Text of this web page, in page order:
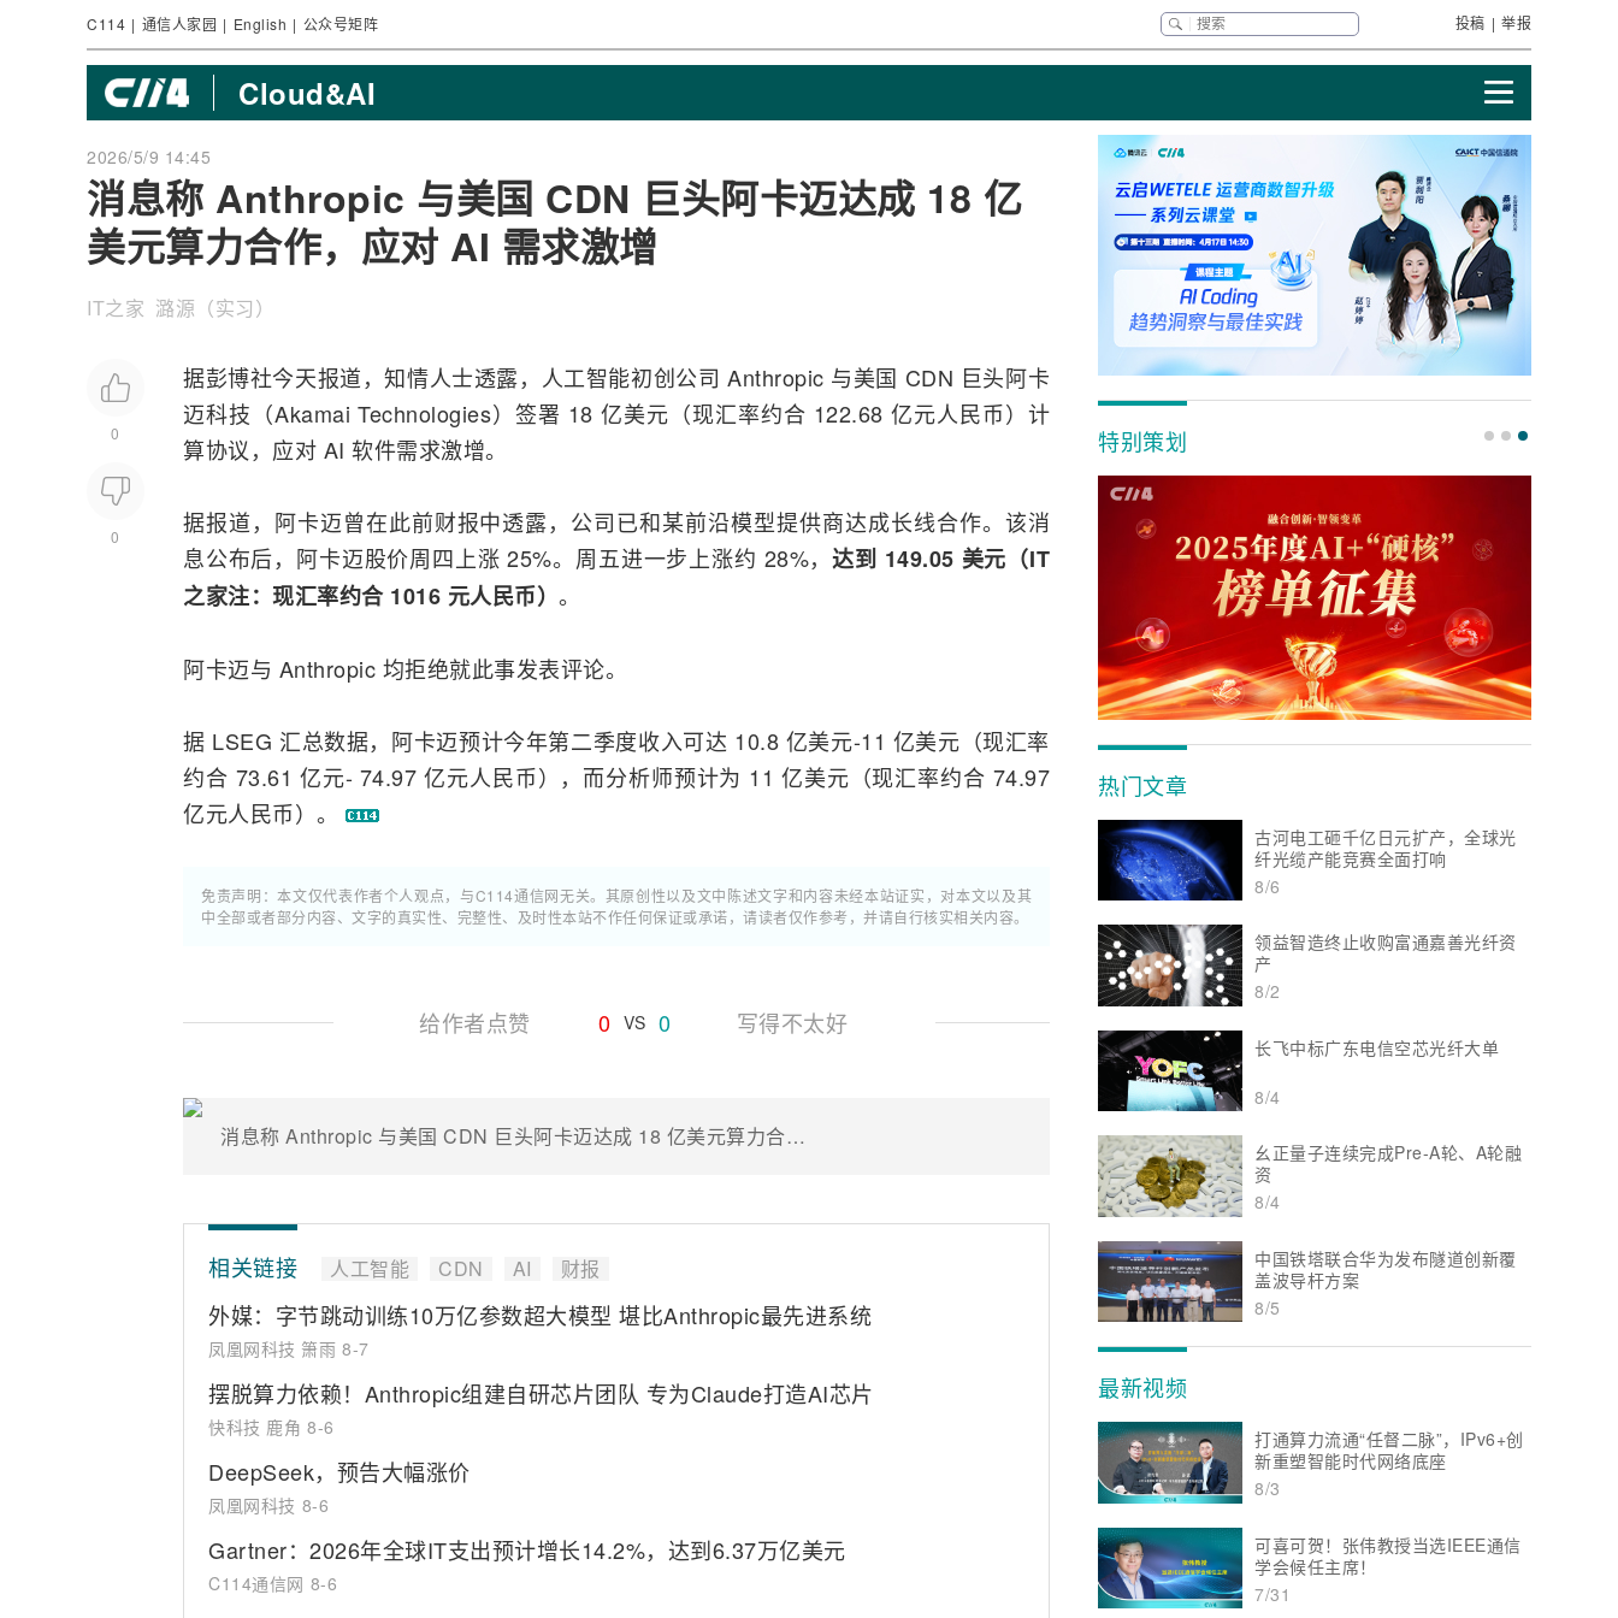
C114 | 通信人家园 | English | 公众号矩阵 投稿 | 举报
Cloud&AI
2026/5/9 14:45
消息称 Anthropic 与美国 CDN 巨头阿卡迈达成 18 亿
美元算力合作，应对 AI 需求激增
IT之家 潞源（实习）
0
0
据彭博社今天报道，知情人士透露， 人工智能初创公司 Anthropic 与美国 CDN 巨头阿卡
迈科技（Akamai Technologies）签署 18 亿美元（现汇率约合 122.68 亿元人民币）计
算协议，应对 AI 软件需求激增。
据报道，阿卡迈曾在此前财报中透露，公司已和某前沿模型提供商达成长线合作。该消
息公布后，阿卡迈股价周四上涨 25%。周五进一步上涨约 28%，达到 149.05 美元（IT
之家注：现汇率约合 1016 元人民币） 。
阿卡迈与 Anthropic 均拒绝就此事发表评论。
据 LSEG 汇总数据，阿卡迈预计今年第二季度收入可达 10.8 亿美元-11 亿美元（现汇率
约合 73.61 亿元- 74.97 亿元人民币），而分析师预计为 11 亿美元（现汇率约合 74.97
亿元人民币）。
免责声明：本文仅代表作者个人观点，与C114通信网无关。其原创性以及文中陈述文字和内容未经本站证实，对本文以及其
中全部或者部分内容、文字的真实性、完整性、及时性本站不作任何保证或承诺，请读者仅作参考，并请自行核实相关内容。
给作者点赞 0 VS 0 写得不太好
消息称 Anthropic 与美国 CDN 巨头阿卡迈达成 18 亿美元算力合作，应对 AI 需求激增
相关链接 人工智能 CDN AI 财报
外媒：字节跳动训练10万亿参数超大模型 堪比Anthropic最先进系统
凤凰网科技 箫雨 8-7
摆脱算力依赖！Anthropic组建自研芯片团队 专为Claude打造AI芯片
快科技 鹿角 8-6
DeepSeek，预告大幅涨价
凤凰网科技 8-6
Gartner：2026年全球IT支出预计增长14.2%，达到6.37万亿美元
C114通信网 8-6
特别策划
热门文章
古河电工砸千亿日元扩产，全球光
纤光缆产能竞赛全面打响
8/6
领益智造终止收购富通嘉善光纤资
产
8/2
长飞中标广东电信空芯光纤大单
8/4
幺正量子连续完成Pre-A轮、A轮融
资
8/4
中国铁塔联合华为发布隧道创新覆
盖波导杆方案
8/5
最新视频
打通算力流通“任督二脉”，IPv6+创
新重塑智能时代网络底座
8/3
可喜可贺！张伟教授当选IEEE通信
学会候任主席！
7/31